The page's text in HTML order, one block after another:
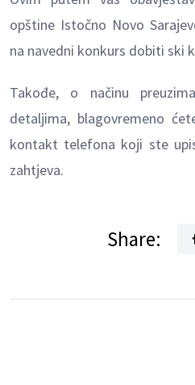
opštine Istočno Novo
na navedni konkurs dobiti ski
Takođe, o načinu
detaljima, blagovremeno
kontakt telefona koji ste
zahtjeva.
Share: